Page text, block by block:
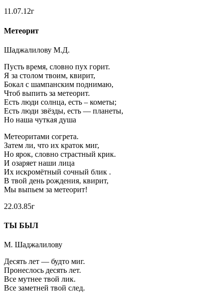
11.07.12г
Метеорит
Шаджалилову М.Д.
Пусть время, словно пух горит.
Я за столом твоим, квирит,
Бокал с шампанским поднимаю,
Чтоб выпить за метеорит.
Есть люди солнца, есть – кометы;
Есть люди звёзды, есть — планеты,
Но наша чуткая душа
Метеоритами согрета.
Затем ли, что их краток миг,
Но ярок, словно страстный крик.
И озаряет наши лица
Их искромётный сочный блик .
В твой день рождения, квирит,
Мы выпьем за метеорит!
22.03.85г
ТЫ БЫЛ
М. Шаджалилову
Десять лет — будто миг.
Пронеслось десять лет.
Все мутнее твой лик.
Все заметней твой след.